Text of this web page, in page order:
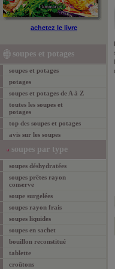
achetez le livre
soupes et potages
soupes et potages
potages
soupes et potages de A à Z
toutes les soupes et
potages
top des soupes et potages
avis sur les soupes
soupes par type
soupes déshydratées
soupes prêtes rayon
conserve
soupe surgelées
soupes rayon frais
soupes liquides
soupes en sachet
bouillon reconstitué
tablette
croûtons